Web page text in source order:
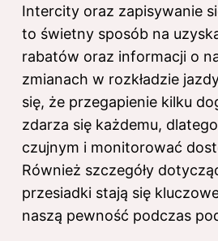
Intercity oraz zapisywanie
to świetny sposób na
rabatów oraz informacji o
zmianach w rozkładzie
się, że przegapienie kilku
zdarza się każdemu,
czujnym i monitorować
Również szczegóły
przesiadki stają się
naszą pewność podczas